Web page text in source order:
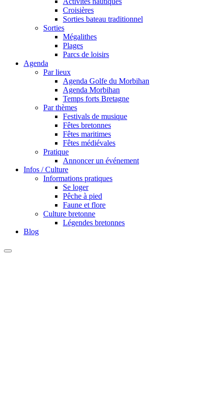
Croisières
Sorties bateau traditionnel
Sorties
Mégalithes
Plages
Parcs de loisirs
Agenda
Par lieux
Agenda Golfe du Morbihan
Agenda Morbihan
Temps forts Bretagne
Par thèmes
Festivals de musique
Fêtes bretonnes
Fêtes maritimes
Fêtes médiévales
Pratique
Annoncer un événement
Infos / Culture
Informations pratiques
Se loger
Pêche à pied
Faune et flore
Culture bretonne
Légendes bretonnes
Blog